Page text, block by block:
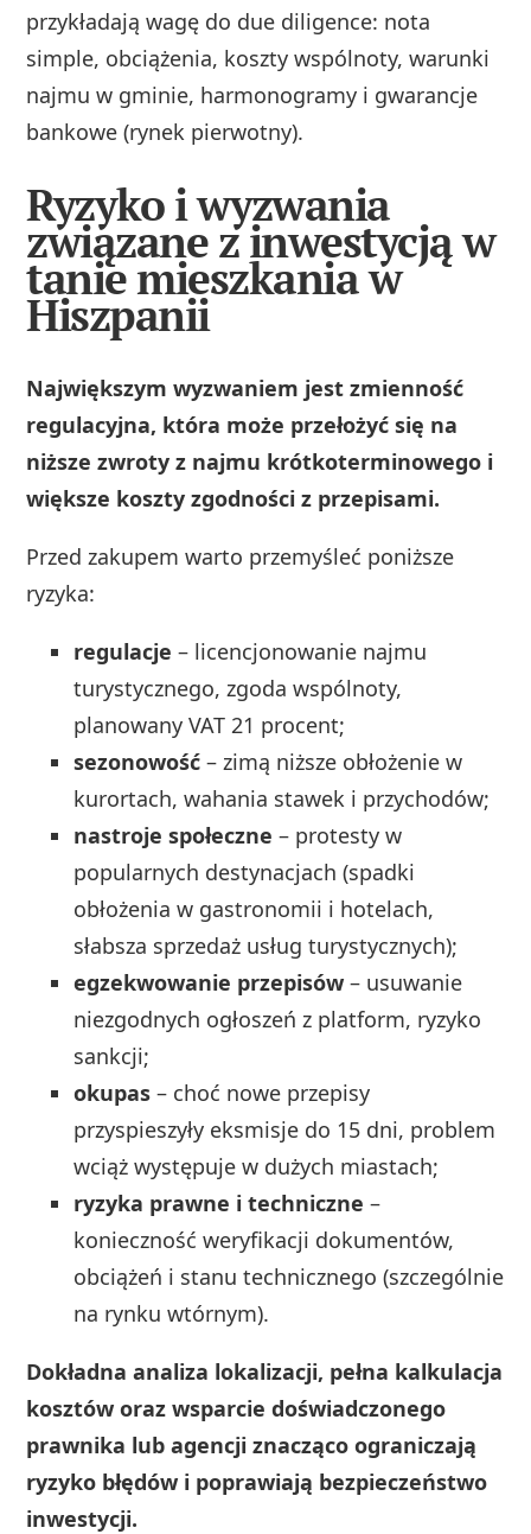
przykładają wagę do due diligence: nota
simple, obciążenia, koszty wspólnoty, warunki
najmu w gminie, harmonogramy i gwarancje
bankowe (rynek pierwotny).
Ryzyko i wyzwania
związane z inwestycją w
tanie mieszkania w
Hiszpanii
Największym wyzwaniem jest zmienność
regulacyjna, która może przełożyć się na
niższe zwroty z najmu krótkoterminowego i
większe koszty zgodności z przepisami.
Przed zakupem warto przemyśleć poniższe
ryzyka:
regulacje – licencjonowanie najmu
turystycznego, zgoda wspólnoty,
planowany VAT 21 procent;
sezonowość – zimą niższe obłożenie w
kurortach, wahania stawek i przychodów;
nastroje społeczne – protesty w
popularnych destynacjach (spadki
obłożenia w gastronomii i hotelach,
słabsza sprzedaż usług turystycznych);
egzekwowanie przepisów – usuwanie
niezgodnych ogłoszeń z platform, ryzyko
sankcji;
okupas – choć nowe przepisy
przyspieszyły eksmisje do 15 dni, problem
wciąż występuje w dużych miastach;
ryzyka prawne i techniczne –
konieczność weryfikacji dokumentów,
obciążeń i stanu technicznego (szczególnie
na rynku wtórnym).
Dokładna analiza lokalizacji, pełna kalkulacja
kosztów oraz wsparcie doświadczonego
prawnika lub agencji znacząco ograniczają
ryzyko błędów i poprawiają bezpieczeństwo
inwestycji.